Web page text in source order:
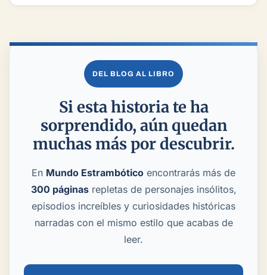
DEL BLOG AL LIBRO
Si esta historia te ha
sorprendido, aún quedan
muchas más por descubrir.
En Mundo Estrambótico encontrarás más de
300 páginasrepletas de personajes insólitos,
episodios increíbles y curiosidades históricas
narradas con el mismo estilo que acabas de
leer.